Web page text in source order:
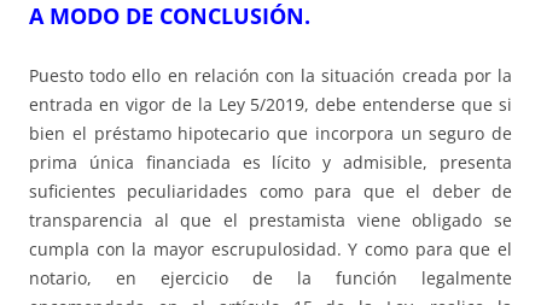
A MODO DE CONCLUSIÓN.
Puesto todo ello en relación con la situación creada por la
entrada en vigor de la Ley 5/2019, debe entenderse que si
bien el préstamo hipotecario que incorpora un seguro de
prima única financiada es lícito y admisible, presenta
suficientes peculiaridades como para que el deber de
transparencia al que el prestamista viene obligado se
cumpla con la mayor escrupulosidad. Y como para que el
notario, en ejercicio de la función legalmente